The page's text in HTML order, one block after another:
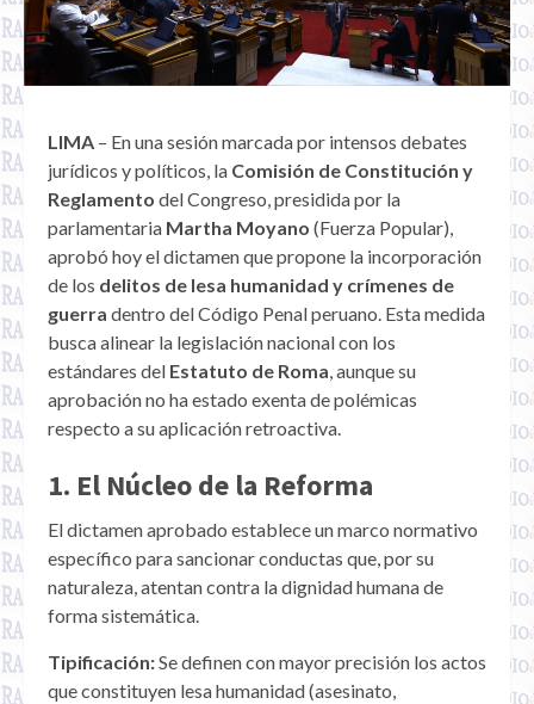
LIMA – En una sesión marcada por intensos debates
jurídicos y políticos, la Comisión de Constitución y
Reglamento del Congreso, presidida por la
parlamentaria Martha Moyano (Fuerza Popular),
aprobó hoy el dictamen que propone la incorporación
de los delitos de lesa humanidad y crímenes de
guerra dentro del Código Penal peruano. Esta medida
busca alinear la legislación nacional con los
estándares del Estatuto de Roma, aunque su
aprobación no ha estado exenta de polémicas
respecto a su aplicación retroactiva.
1. El Núcleo de la Reforma
El dictamen aprobado establece un marco normativo
específico para sancionar conductas que, por su
naturaleza, atentan contra la dignidad humana de
forma sistemática.
Tipificación:Se definen con mayor precisión los actos
que constituyen lesa humanidad (asesinato,